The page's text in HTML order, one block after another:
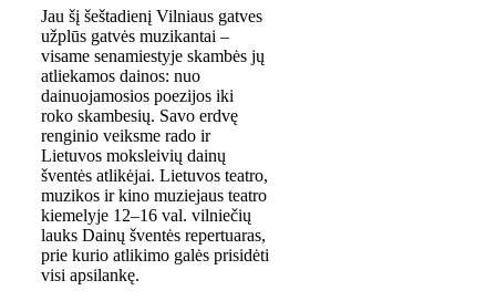
Jau šį šeštadienį Vilniaus gatves
užplūs gatvės muzikantai –
visame senamiestyje skambės jų
atliekamos dainos: nuo
dainuojamosios poezijos iki
roko skambesių. Savo erdvę
renginio veiksme rado ir
Lietuvos moksleivių dainų
šventės atlikėjai. Lietuvos teatro,
muzikos ir kino muziejaus teatro
kiemelyje 12–16 val. vilniečių
lauks Dainų šventės repertuaras,
prie kurio atlikimo galės prisidėti
visi apsilankę.